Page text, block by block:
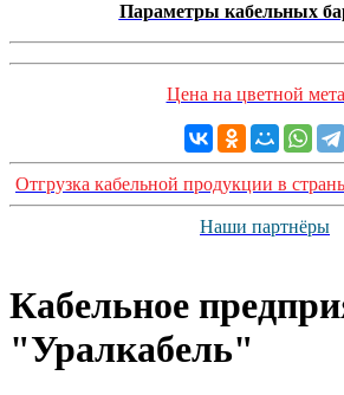
Параметры кабельных
Цена на цветной
Отгрузка кабельной продукции в
Наши партнёры
Кабельное
"Уралкабель"